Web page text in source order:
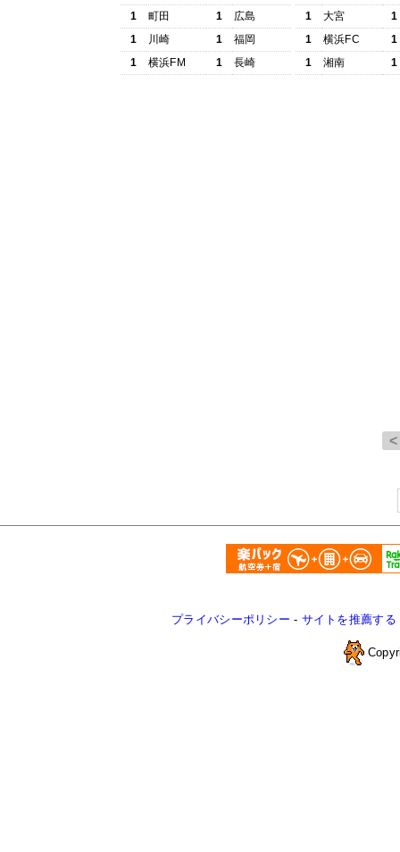
1
町田 1
広島
1
川崎 1
福岡
1
横浜FM 1 長崎
1
大宮
1
1
横浜FC
1
1
湘南 1
プライバシーポリシー - サイトを推薦する